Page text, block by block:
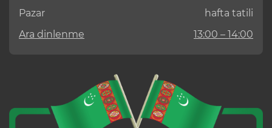
Pazar
hafta tatili
Ara dinlenme
13:00 – 14:00